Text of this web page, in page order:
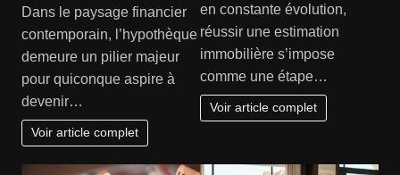
Dans le paysage financier
contemporain, l’hypothèque
demeure un pilier majeur
pour quiconque aspire à
devenir…
Voir article complet
en constante évolution,
réussir une estimation
immobilière s’impose
comme une étape…
Voir article complet